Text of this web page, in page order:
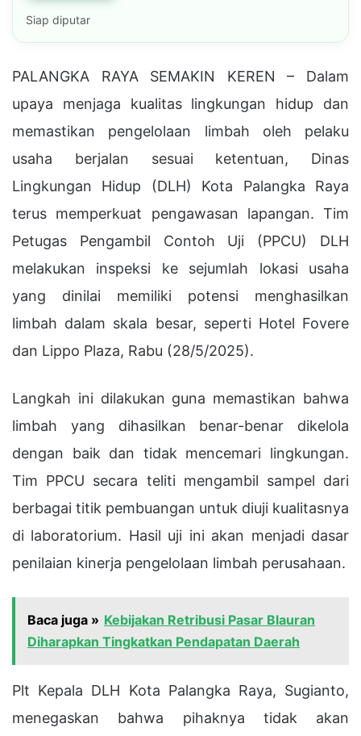
Siap diputar
PALANGKA RAYA SEMAKIN KEREN – Dalam
upaya menjaga kualitas lingkungan hidup dan
memastikan pengelolaan limbah oleh pelaku
usaha berjalan sesuai ketentuan, Dinas
Lingkungan Hidup (DLH) Kota Palangka Raya
terus memperkuat pengawasan lapangan. Tim
Petugas Pengambil Contoh Uji (PPCU) DLH
melakukan inspeksi ke sejumlah lokasi usaha
yang dinilai memiliki potensi menghasilkan
limbah dalam skala besar, seperti Hotel Fovere
dan Lippo Plaza, Rabu (28/5/2025).
Langkah ini dilakukan guna memastikan bahwa
limbah yang dihasilkan benar-benar dikelola
dengan baik dan tidak mencemari lingkungan.
Tim PPCU secara teliti mengambil sampel dari
berbagai titik pembuangan untuk diuji kualitasnya
di laboratorium. Hasil uji ini akan menjadi dasar
penilaian kinerja pengelolaan limbah perusahaan.
Baca juga » Kebijakan Retribusi Pasar Blauran
Diharapkan Tingkatkan Pendapatan Daerah
Plt Kepala DLH Kota Palangka Raya, Sugianto,
menegaskan bahwa pihaknya tidak akan